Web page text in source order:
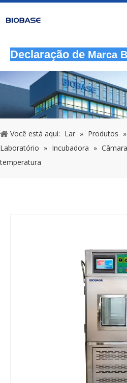
Declaração de Marca
Você está aqui: Lar » Produtos »
Laboratório » Incubadora »
temperatura